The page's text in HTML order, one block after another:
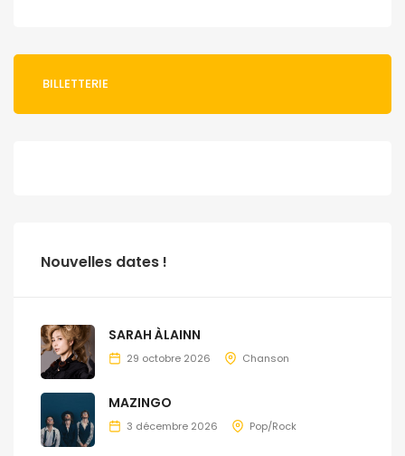
BILLETTERIE
Nouvelles dates !
SARAH ÀLAINN
29 octobre 2026 Chanson
MAZINGO
3 décembre 2026 Pop/Rock